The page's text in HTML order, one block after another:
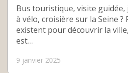
Bus touristique, visite guidée,
à vélo, croisière sur la Seine
existent pour découvrir la
est…
9 janvier 2025